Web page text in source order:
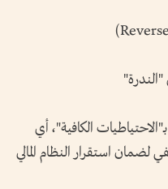
"الندرة"
الكافية"، أي
لضمان استقرار النظام المالي